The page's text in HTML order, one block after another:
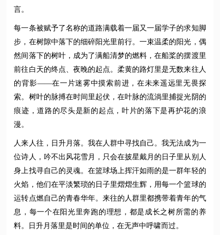
言。
每一条被赋予了名称的道路满载着一届又一届学子的求知脚
步，在树隙中落下的细碎阳光里前行。一束温柔的阳光，偶
然间落下的树叶，成为了满船清梦的燃料，在船桨的摆渡里
前往白天的终点、夜晚的起点。柔黄的路灯里是无数来往人
的背影——在一片迷雾中摸索前进，在未来遥远里无畏探
索。树叶的脉搏在时间里起伏，在叶脉的流淌里捕捉光阴的
痕迹，道路的尽头是新的起点，叶片的落下是再护花的浪
漫。
人来人往，日升月落。我在人群中寻找自己。我无法成为一
位诗人，吟不出风花雪月，只会在披星戴月的日子里从别人
身上找寻自己的灵魂。在篮球场上挥汗如雨的是一群年轻的
火焰，他们在平淡繁琐的日子里熠熠生辉，用每一个篮球的
运转点燃自己的青春华年。来往的人群里都携带着青年的气
息，每一个在阳光里奔跑的理想，都是成长之树所需的养
料。日升月落里是时间的单位，在无声中呼啸而过。